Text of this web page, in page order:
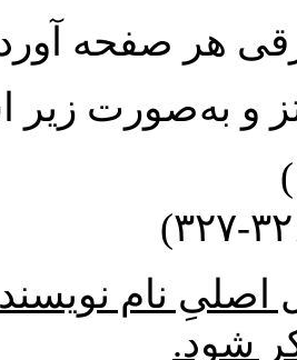
هر صفحه
و به‌صورت
نام
شود.